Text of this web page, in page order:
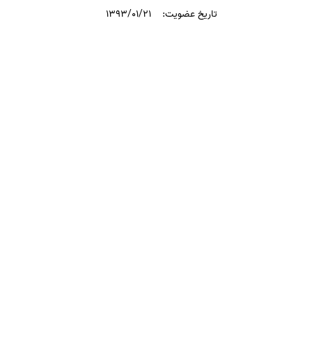
تاریخ عضویت: ۱۳۹۳/۰۱/۲۱